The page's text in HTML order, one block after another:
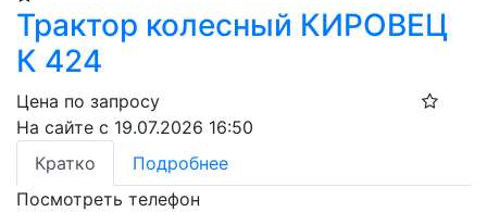
Трактор колесный КИРОВЕЦ
К 424
Цена по запросу
На сайте с 19.07.2026 16:50
Кратко
Подробнее
Посмотреть телефон